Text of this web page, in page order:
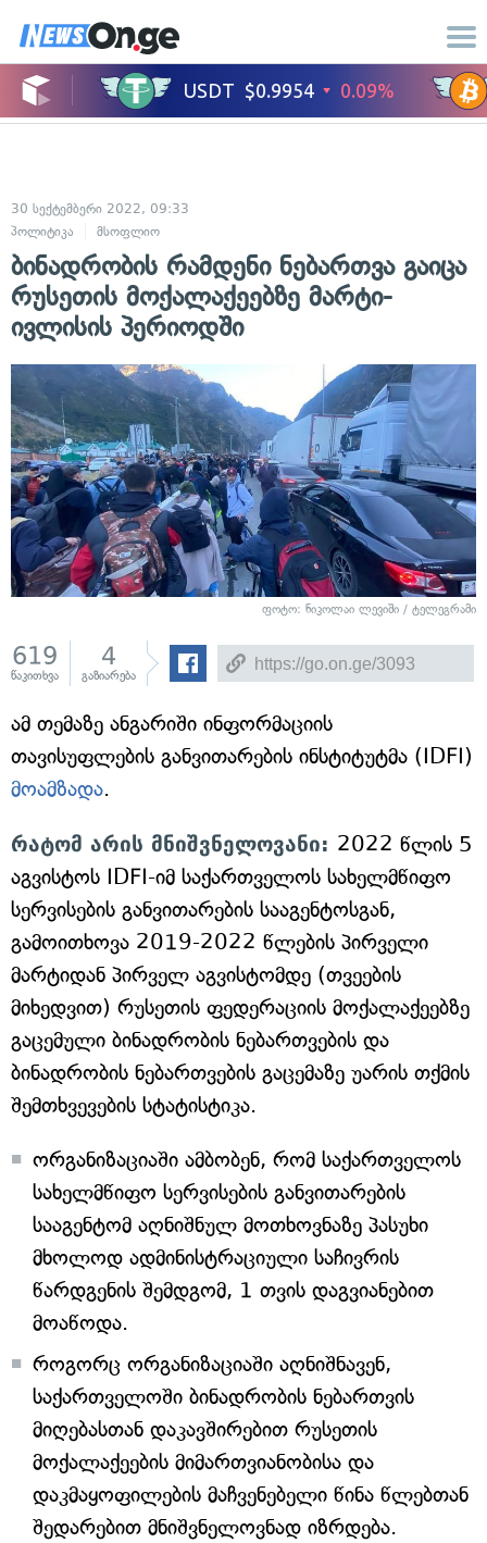
30 სექტემბერი 2022, 09:33
პოლიტიკა
მსოფლიო
ბინადრობის რამდენი ნებართვა გაიცა
რუსეთის მოქალაქეებზე მარტი-
ივლისის პერიოდში
ფოტო: ნიკოლაი ლევიში / ტელეგრამი
619
წაკითხვა
4
გაზიარება
ამ თემაზე ანგარიში ინფორმაციის
თავისუფლების განვითარების ინსტიტუტმა (IDFI)
მოამზადა.
რატომ არის მნიშვნელოვანი: 2022 წლის 5
აგვისტოს IDFI-იმ საქართველოს სახელმწიფო
სერვისების განვითარების სააგენტოსგან,
გამოითხოვა 2019-2022 წლების პირველი
მარტიდან პირველ აგვისტომდე (თვეების
მიხედვით) რუსეთის ფედერაციის მოქალაქეებზე
გაცემული ბინადრობის ნებართვების და
ბინადრობის ნებართვების გაცემაზე უარის თქმის
შემთხვევების სტატისტიკა.
ორგანიზაციაში ამბობენ, რომ საქართველოს
სახელმწიფო სერვისების განვითარების
სააგენტომ აღნიშნულ მოთხოვნაზე პასუხი
მხოლოდ ადმინისტრაციული საჩივრის
წარდგენის შემდგომ, 1 თვის დაგვიანებით
მოაწოდა.
როგორც ორგანიზაციაში აღნიშნავენ,
საქართველოში ბინადრობის ნებართვის
მიღებასთან დაკავშირებით რუსეთის
მოქალაქეების მიმართვიანობისა და
დაკმაყოფილების მაჩვენებელი წინა წლებთან
შედარებით მნიშვნელოვნად იზრდება.